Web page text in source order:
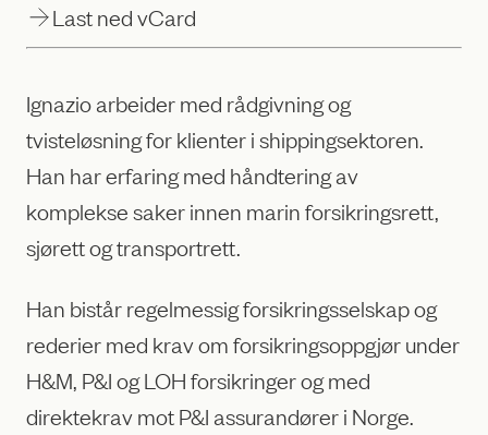
Last ned vCard
Ignazio arbeider med rådgivning og
tvisteløsning for klienter i shippingsektoren.
Han har erfaring med håndtering av
komplekse saker innen marin forsikringsrett,
sjørett og transportrett.
Han bistår regelmessig forsikringsselskap og
rederier med krav om forsikringsoppgjør under
H&M, P&I og LOH forsikringer og med
direktekrav mot P&I assurandører i Norge.